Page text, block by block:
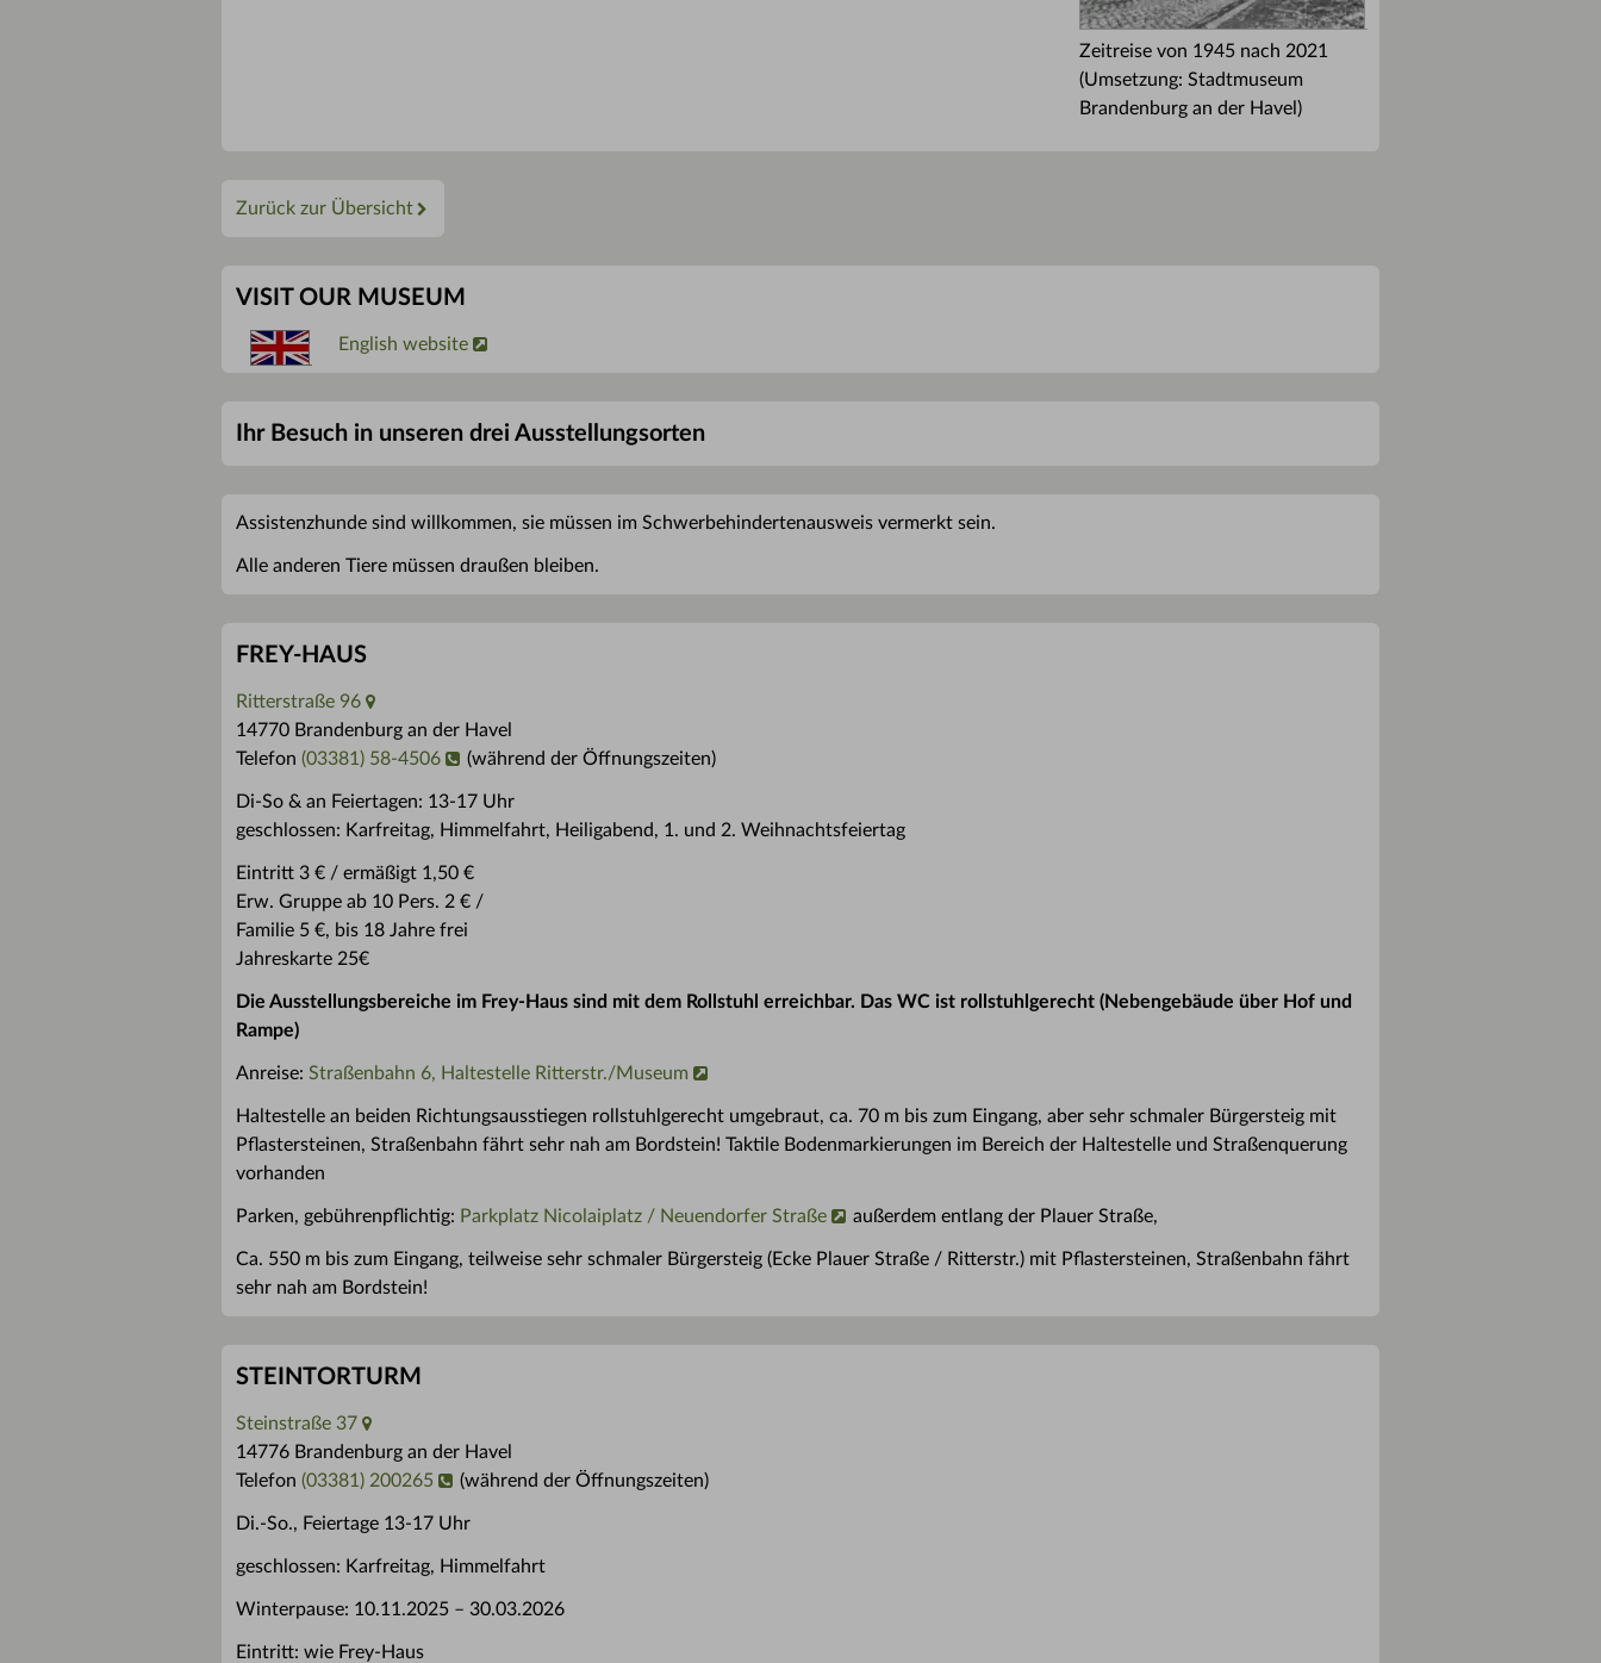
Zeitreise von 1945 nach 2021
(Umsetzung: Stadtmuseum
Brandenburg an der Havel)
Zurück zur Übersicht
VISIT OUR MUSEUM
English website
Ihr Besuch in unseren drei Ausstellungsorten
Assistenzhunde sind willkommen, sie müssen im Schwerbehindertenausweis vermerkt sein.
Alle anderen Tiere müssen draußen bleiben.
FREY-HAUS
Ritterstraße 96
14770 Brandenburg an der Havel
Telefon (03381) 58-4506 (während der Öffnungszeiten)
Di-So & an Feiertagen: 13-17 Uhr
geschlossen: Karfreitag, Himmelfahrt, Heiligabend, 1. und 2. Weihnachtsfeiertag
Eintritt 3 € / ermäßigt 1,50 €
Erw. Gruppe ab 10 Pers. 2 € /
Familie 5 €, bis 18 Jahre frei
Jahreskarte 25€
Die Ausstellungsbereiche im Frey-Haus sind mit dem Rollstuhl erreichbar. Das WC ist rollstuhlgerecht (Nebengebäude über Hof und
Rampe)
Anreise: Straßenbahn 6, Haltestelle Ritterstr./Museum
Haltestelle an beiden Richtungsausstiegen rollstuhlgerecht umgebraut, ca. 70 m bis zum Eingang, aber sehr schmaler Bürgersteig mit
Pflastersteinen, Straßenbahn fährt sehr nah am Bordstein! Taktile Bodenmarkierungen im Bereich der Haltestelle und Straßenquerung
vorhanden
Parken, gebührenpflichtig: Parkplatz Nicolaiplatz / Neuendorfer Straße außerdem entlang der Plauer Straße,
Ca. 550 m bis zum Eingang, teilweise sehr schmaler Bürgersteig (Ecke Plauer Straße / Ritterstr.) mit Pflastersteinen, Straßenbahn fährt
sehr nah am Bordstein!
STEINTORTURM
Steinstraße 37
14776 Brandenburg an der Havel
Telefon (03381) 200265 (während der Öffnungszeiten)
Di.-So., Feiertage 13-17 Uhr
geschlossen: Karfreitag, Himmelfahrt
Winterpause: 10.11.2025 – 30.03.2026
Eintritt: wie Frey-Haus